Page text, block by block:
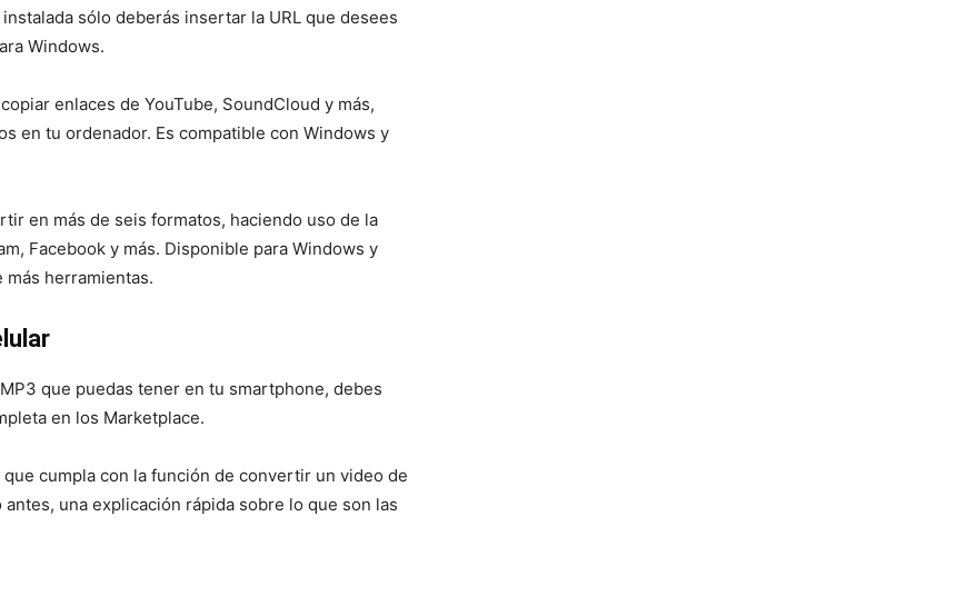
sólo deberás insertar la URL que desees
Windows.
enlaces de YouTube, SoundCloud y más,
en tu ordenador. Es compatible con Windows y
en más de seis formatos, haciendo uso de la
Facebook y más. Disponible para Windows y
más herramientas.
que puedas tener en tu smartphone, debes
en los Marketplace.
cumpla con la función de convertir un video de
una explicación rápida sobre lo que son las